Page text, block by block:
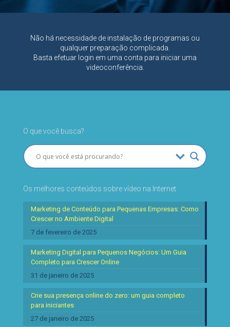
Não há necessidade de instalação de programas ou
qualquer preparação complicada.
Basta efetuar login em uma conta para iniciar uma
videoconferência.
O que você busca?
Os melhores conteúdos sobre vídeo na Internet
Marketing de Conteúdo para Pequenas Empresas: Como
Crescer no Ambiente Digital
7 de fevereiro de 2025
Marketing Digital para Pequenos Negócios: Um Guia
Completo para Crescer Online
31 de janeiro de 2025
Crie sua presença online do zero: um guia completo
para iniciantes
27 de janeiro de 2025